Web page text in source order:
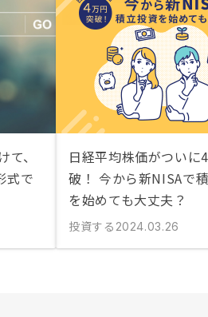
、
式で
日経平均株価がついに
破！ 今から新NISAで
を始めても大丈夫？
投資する 2024.03.26